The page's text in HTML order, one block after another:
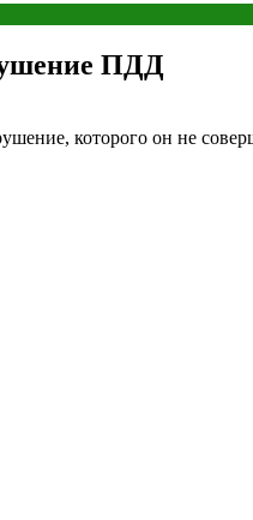
ПДД
которого он не